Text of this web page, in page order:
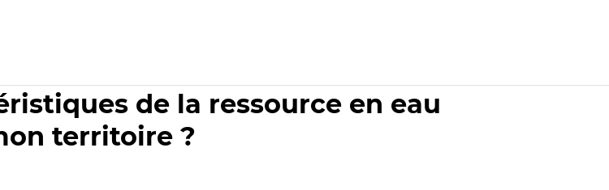
de la ressource en eau
territoire ?